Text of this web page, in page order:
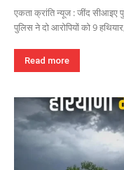
एकता क्रांति न्यूज : जींद सीआइए
पुलिस ने दो आरोपियों को 9
Read more